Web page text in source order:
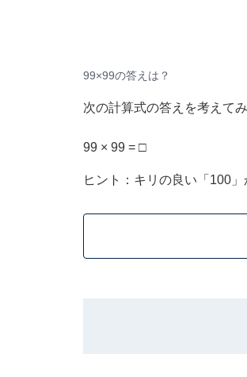
99×99の答えは？
次の計算式の答えを考えてみ
99 × 99 = □
ヒント：キリの良い「100」